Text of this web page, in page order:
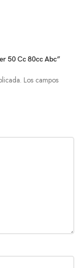
50 Cc 80cc Abc”
Los campos